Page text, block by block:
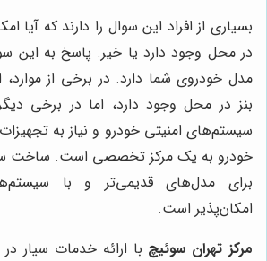
بسیاری از افراد این سوال را دارند که آیا
در محل وجود دارد یا خیر. پاسخ به این
مدل خودروی شما دارد. در برخی از
بنز در محل وجود دارد، اما در برخی
سیستم‌های امنیتی خودرو و نیاز به
خودرو به یک مرکز تخصصی است. ساخت
برای مدل‌های قدیمی‌تر و با
امکان‌پذیر است.
مرکز تهران سوئیچ با ارائه خدمات سیار